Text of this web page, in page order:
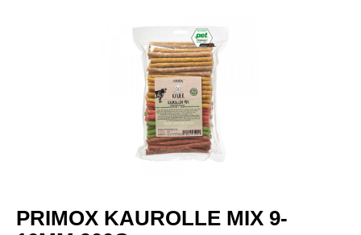
PRIMOX KAUROLLE MIX 9-